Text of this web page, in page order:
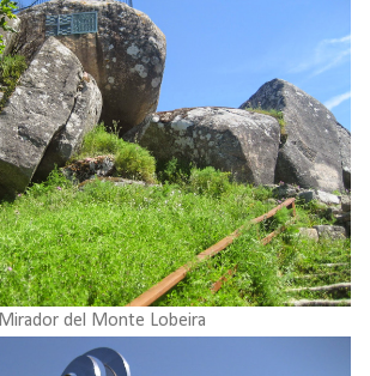
Mirador del Monte Lobeira